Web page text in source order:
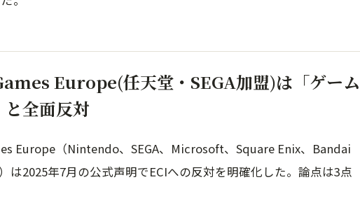
Europe(任天堂・SEGA加盟)は「ゲーム
全面反対
Europe（Nintendo、SEGA、Microsoft、Square Enix、Bandai
2025年7月の公式声明でECIへの反対を明確化した。論点は3点